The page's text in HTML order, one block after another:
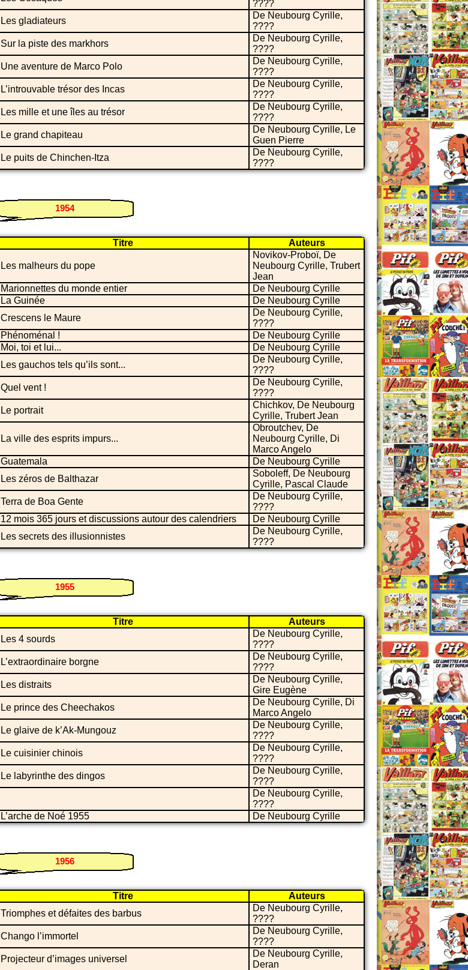
????
Les gladiateurs
De Neubourg Cyrille,
????
Sur la piste des markhors
De Neubourg Cyrille,
????
Une aventure de Marco Polo
De Neubourg Cyrille,
????
L’introuvable trésor des Incas
De Neubourg Cyrille,
????
Les mille et une îles au trésor
De Neubourg Cyrille,
????
Le grand chapiteau
De Neubourg Cyrille, Le
Guen Pierre
Le puits de Chinchen-Itza
De Neubourg Cyrille,
????
1954
Titre Auteurs
Les malheurs du pope
Novikov-Proboï, De
Neubourg Cyrille, Trubert
Jean
Marionnettes du monde entier
De Neubourg Cyrille
La Guinée
De Neubourg Cyrille
Crescens le Maure
De Neubourg Cyrille,
????
Phénoménal !
De Neubourg Cyrille
Moi, toi et lui...
De Neubourg Cyrille
Les gauchos tels qu’ils sont...
De Neubourg Cyrille,
????
Quel vent !
De Neubourg Cyrille,
????
Le portrait
Chichkov, De Neubourg
Cyrille, Trubert Jean
La ville des esprits impurs...
Obroutchev, De
Neubourg Cyrille, Di
Marco Angelo
Guatemala
De Neubourg Cyrille
Les zéros de Balthazar
Soboleff, De Neubourg
Cyrille, Pascal Claude
Terra de Boa Gente
De Neubourg Cyrille,
????
12 mois 365 jours et discussions autour des calendriers
De Neubourg Cyrille
Les secrets des illusionnistes
De Neubourg Cyrille,
????
1955
Titre
Auteurs
Les 4 sourds
De Neubourg Cyrille,
????
L’extraordinaire borgne
De Neubourg Cyrille,
????
Les distraits
De Neubourg Cyrille,
Gire Eugène
Le prince des Cheechakos
De Neubourg Cyrille, Di
Marco Angelo
Le glaive de k’Ak-Mungouz
De Neubourg Cyrille,
????
Le cuisinier chinois
De Neubourg Cyrille,
????
Le labyrinthe des dingos
De Neubourg Cyrille,
????
De Neubourg Cyrille,
????
L’arche de Noé 1955 De Neubourg Cyrille
1956
Titre
Auteurs
Triomphes et défaites des barbus
De Neubourg Cyrille,
????
Chango l’immortel
De Neubourg Cyrille,
????
Projecteur d’images universel
De Neubourg Cyrille,
Deran